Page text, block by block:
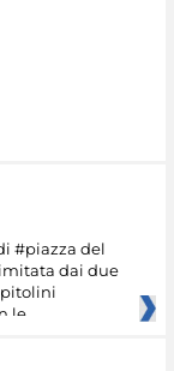
#piazza del
dai due
le